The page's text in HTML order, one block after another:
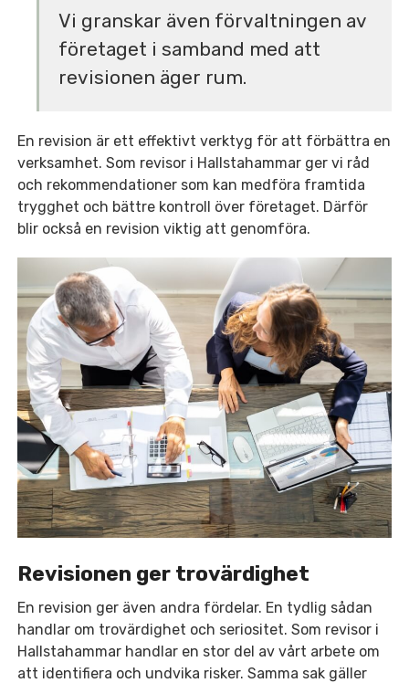
Vi granskar även förvaltningen av
företaget i samband med att
revisionen äger rum.
En revision är ett effektivt verktyg för att förbättra en
verksamhet. Som revisor i Hallstahammar ger vi råd
och rekommendationer som kan medföra framtida
trygghet och bättre kontroll över företaget. Därför
blir också en revision viktig att genomföra.
Revisionen ger trovärdighet
En revision ger även andra fördelar. En tydlig sådan
handlar om trovärdighet och seriositet. Som revisor i
Hallstahammar handlar en stor del av vårt arbete om
att identifiera och undvika risker. Samma sak gäller